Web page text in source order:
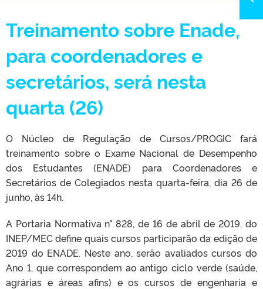
Treinamento sobre Enade,
para coordenadores e
secretários, será nesta
quarta (26)
O Núcleo de Regulação de Cursos/PROGIC fará
treinamento sobre o Exame Nacional de Desempenho
dos Estudantes (ENADE) para Coordenadores e
Secretários de Colegiados nesta quarta-feira, dia 26 de
junho, às 14h.
A Portaria Normativa n° 828, de 16 de abril de 2019, do
INEP/MEC define quais cursos participarão da edição de
2019 do ENADE. Neste ano, serão avaliados cursos do
Ano 1, que correspondem ao antigo ciclo verde (saúde,
agrárias e áreas afins) e os cursos de engenharia e